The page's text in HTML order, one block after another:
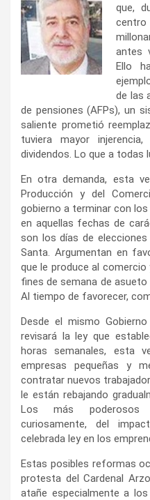
que,
antes
Ello
de las
de pensiones (AFPs), un
saliente prometió
tuviera mayor
dividendos. Lo que a todas
En otra demanda, esta
Producción y del
gobierno a terminar con
en aquellas fechas de
son los días de
Santa. Argumentan en
que le produce al
fines de semana de asueto
Al tiempo de favorecer,
Desde el mismo
revisará la ley que
horas semanales, esta
empresas pequeñas y
contratar nuevos
le están rebajando
Los más poderosos
curiosamente, del
celebrada ley en los
Estas posibles reformas
protesta del Cardenal
atañe especialmente a